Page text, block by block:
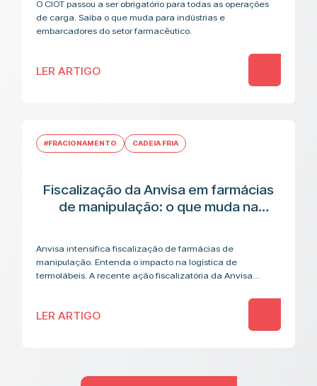
O CIOT passou a ser obrigatório para todas as operações
de carga. Saiba o que muda para indústrias e
embarcadores do setor farmacêutico.
LER ARTIGO
#FRACIONAMENTO CADEIA FRIA
Fiscalização da Anvisa em farmácias
de manipulação: o que muda na
Anvisa intensifica fiscalização de farmácias de
manipulação. Entenda o impacto na logística de
termolábeis. A recente ação fiscalizatória da Anvisa
LER ARTIGO